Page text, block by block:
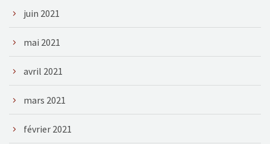
juin 2021
mai 2021
avril 2021
mars 2021
février 2021